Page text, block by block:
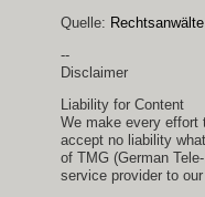
Quelle:
--
Disclaimer
Liability for Content
We make every effort
accept no liability
of TMG (German
service provider to